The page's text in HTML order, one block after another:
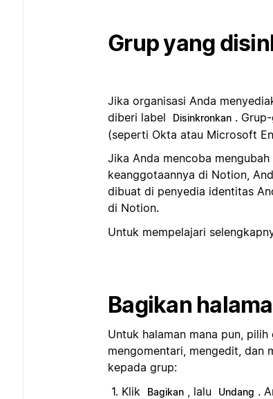
Grup yang
Jika organisasi Anda
diberi label
Disinkronkan .
(seperti Okta atau Microsoft
Jika Anda mencoba
keanggotaannya di Notion,
dibuat di penyedia identitas
di Notion.
Untuk mempelajari
Bagikan
Untuk halaman mana pun,
mengomentari, mengedit, dan
kepada grup:
Klik
Bagikan , lalu Undang .